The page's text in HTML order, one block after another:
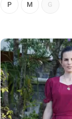
P M G